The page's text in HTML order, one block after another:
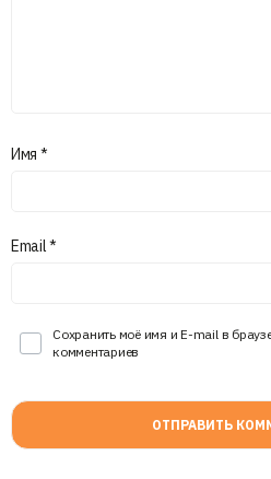
Имя *
Email*
Сохранить моё имя и E-mail в
комментариев